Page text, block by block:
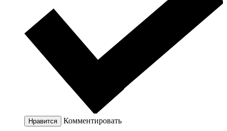
Нравится Комментировать